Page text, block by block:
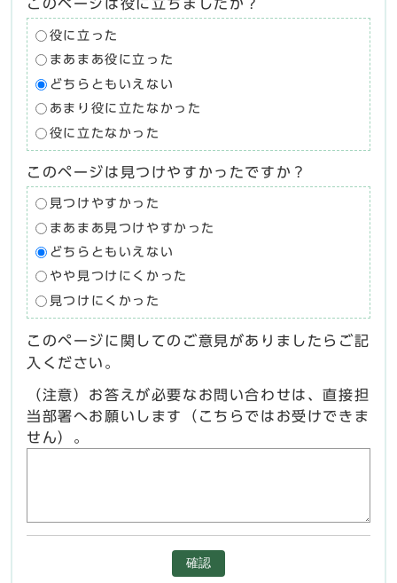
このページは役に立ちましたか？
役に立った
まあまあ役に立った
どちらともいえない
あまり役に立たなかった
役に立たなかった
このページは見つけやすかったですか？
見つけやすかった
まあまあ見つけやすかった
どちらともいえない
やや見つけにくかった
見つけにくかった
このページに関してのご意見がありましたらご記
入ください。
（注意）お答えが必要なお問い合わせは、直接担
当部署へお願いします（こちらではお受けできま
せん）。
確認